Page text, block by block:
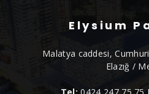
Elysium
Malatya caddesi,
Elazığ /